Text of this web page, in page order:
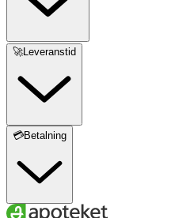
🚀Leveranstid
💳Betalning